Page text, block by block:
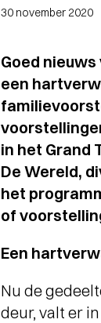
30 november 2020
Goed
een
in het Grand
De Wereld,
het
of
Een
Nu de
deur, valt er